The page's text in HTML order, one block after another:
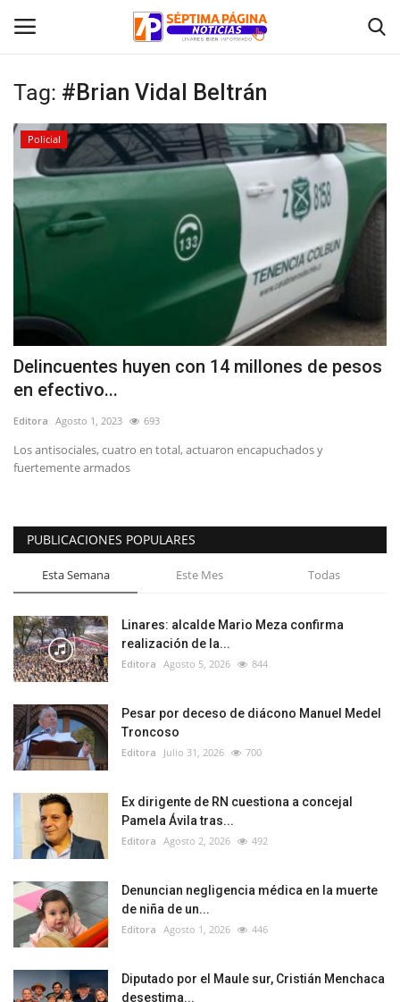
Inicio
Crónica
Policial
Política
Espectáculos
Tag: #Brian Vidal Beltrán
Policial
Delincuentes huyen con 14 millones de pesos
en efectivo...
Editora Agosto 1, 2023 693
Los antisociales, cuatro en total, actuaron encapuchados y
fuertemente armados
PUBLICACIONES POPULARES
Esta Semana Este Mes Todas
Linares: alcalde Mario Meza confirma
realización de la...
Editora Agosto 5, 2026 844
Pesar por deceso de diácono Manuel Medel
Troncoso
Editora Julio 31, 2026 700
Ex dirigente de RN cuestiona a concejal
Pamela Ávila tras...
Editora Agosto 2, 2026 492
Denuncian negligencia médica en la muerte
de niña de un...
Editora Agosto 1, 2026 446
Diputado por el Maule sur, Cristián Menchaca
desestima...